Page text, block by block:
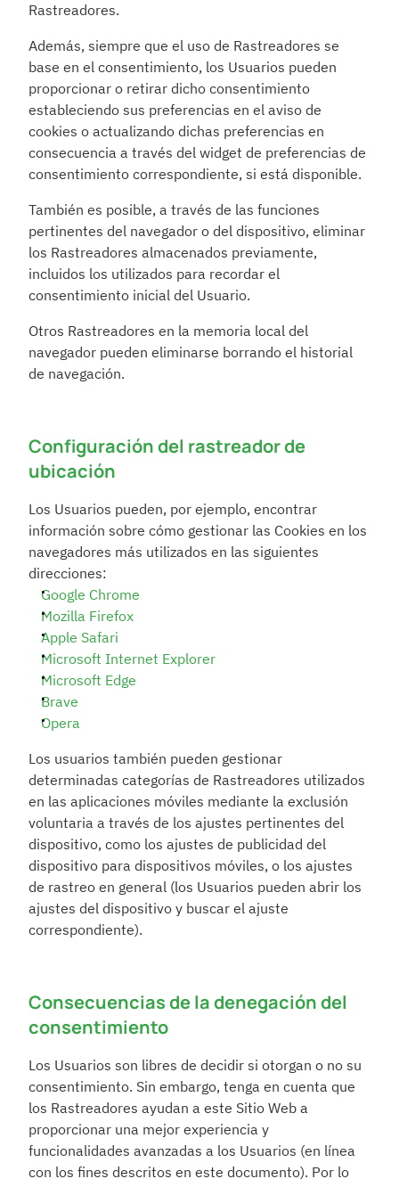
Rastreadores.
Además, siempre que el uso de Rastreadores se
base en el consentimiento, los Usuarios pueden
proporcionar o retirar dicho consentimiento
estableciendo sus preferencias en el aviso de
cookies o actualizando dichas preferencias en
consecuencia a través del widget de preferencias de
consentimiento correspondiente, si está disponible.
También es posible, a través de las funciones
pertinentes del navegador o del dispositivo, eliminar
los Rastreadores almacenados previamente,
incluidos los utilizados para recordar el
consentimiento inicial del Usuario.
Otros Rastreadores en la memoria local del
navegador pueden eliminarse borrando el historial
de navegación.
Configuración del rastreador de
ubicación
Los Usuarios pueden, por ejemplo, encontrar
información sobre cómo gestionar las Cookies en los
navegadores más utilizados en las siguientes
direcciones:
Google Chrome
Mozilla Firefox
Apple Safari
Microsoft Internet Explorer
Microsoft Edge
Brave
Opera
Los usuarios también pueden gestionar
determinadas categorías de Rastreadores utilizados
en las aplicaciones móviles mediante la exclusión
voluntaria a través de los ajustes pertinentes del
dispositivo, como los ajustes de publicidad del
dispositivo para dispositivos móviles, o los ajustes
de rastreo en general (los Usuarios pueden abrir los
ajustes del dispositivo y buscar el ajuste
correspondiente).
Consecuencias de la denegación del
consentimiento
Los Usuarios son libres de decidir si otorgan o no su
consentimiento. Sin embargo, tenga en cuenta que
los Rastreadores ayudan a este Sitio Web a
proporcionar una mejor experiencia y
funcionalidades avanzadas a los Usuarios (en línea
con los fines descritos en este documento). Por lo